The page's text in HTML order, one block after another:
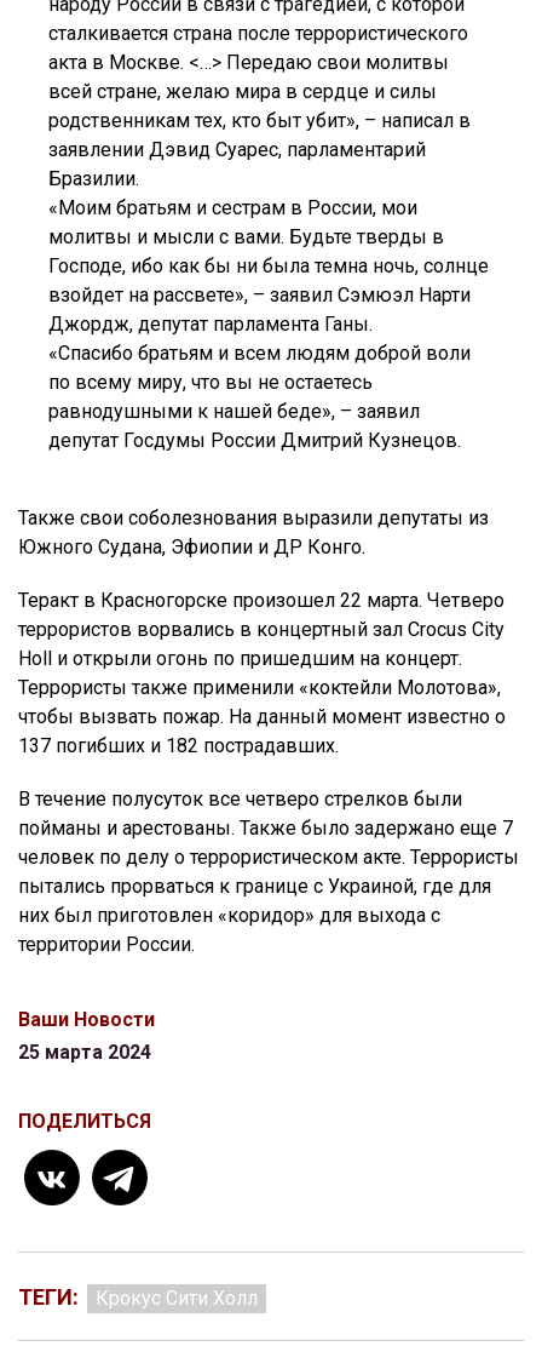
сталкивается страна после террористического
акта в Москве. <…> Передаю свои молитвы
всей стране, желаю мира в сердце и силы
родственникам тех, кто быт убит», – написал в
заявлении Дэвид Суарес, парламентарий
Бразилии.
«Моим братьям и сестрам в России, мои
молитвы и мысли с вами. Будьте тверды в
Господе, ибо как бы ни была темна ночь, солнце
взойдет на рассвете», – заявил Cэмюэл Нарти
Джордж, депутат парламента Ганы.
«Спасибо братьям и всем людям доброй воли
по всему миру, что вы не остаетесь
равнодушными к нашей беде», – заявил
депутат Госдумы России Дмитрий Кузнецов.
Также свои соболезнования выразили депутаты из
Южного Судана, Эфиопии и ДР Конго.
Теракт в Красногорске произошел 22 марта. Четверо
террористов ворвались в концертный зал Crocus City
Holl и открыли огонь по пришедшим на концерт.
Террористы также применили «коктейли Молотова»,
чтобы вызвать пожар. На данный момент известно о
137 погибших и 182 пострадавших.
В течение полусуток все четверо стрелков были
пойманы и арестованы. Также было задержано еще 7
человек по делу о террористическом акте. Террористы
пытались прорваться к границе с Украиной, где для
них был приготовлен «коридор» для выхода с
территории России.
Ваши Новости
25 марта 2024
ПОДЕЛИТЬСЯ
ТЕГИ: Крокус Сити Холл